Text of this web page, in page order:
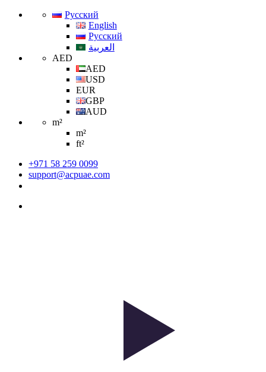
Русский
English
Русский
العربية
AED
AED
USD
EUR
GBP
AUD
m²
m²
ft²
+971 58 259 0099
support@acpuae.com